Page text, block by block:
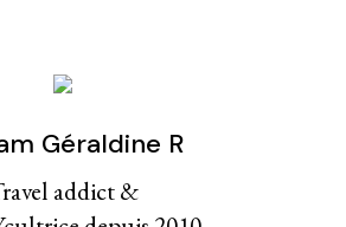
Géraldine R
addict &